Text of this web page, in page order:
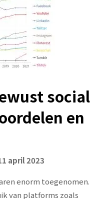
social
en
april 2023
enorm toegenomen.
van platforms zoals